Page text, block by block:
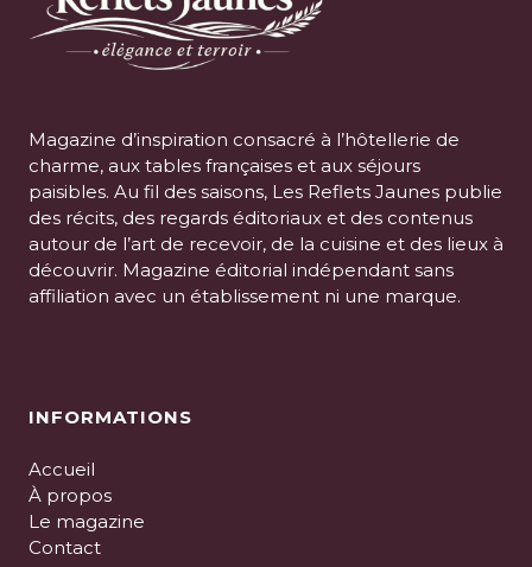
Magazine d’inspiration consacré à l’hôtellerie de
charme, aux tables françaises et aux séjours
paisibles. Au fil des saisons, Les Reflets Jaunes publie
des récits, des regards éditoriaux et des contenus
autour de l’art de recevoir, de la cuisine et des lieux à
découvrir. Magazine éditorial indépendant sans
affiliation avec un établissement ni une marque.
INFORMATIONS
Accueil
À propos
Le magazine
Contact